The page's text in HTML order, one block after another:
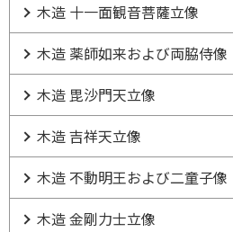
木造 十一面観音菩薩立像
木造 薬師如来および両脇侍像
木造 毘沙門天立像
木造 吉祥天立像
木造 不動明王および二童子像
木造 金剛力士立像